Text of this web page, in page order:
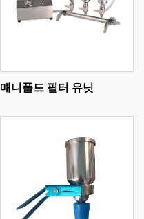
매니폴드 필터 유닛